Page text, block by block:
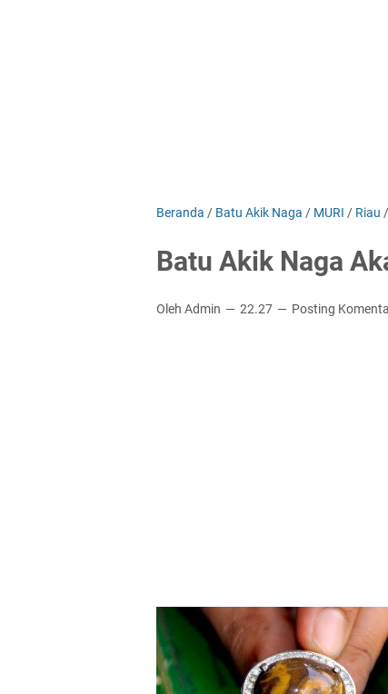
Beranda / Batu Akik Naga / MURI / Riau /
Batu Akik Naga
Oleh Admin 22.27 Posting